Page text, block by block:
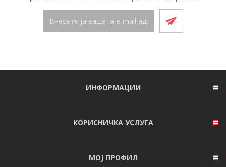
ИНФОРМАЦИИ
КОРИСНИЧКА УСЛУГА
МОЈ ПРОФИЛ